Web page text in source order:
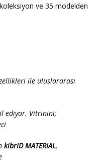
koleksiyon ve 35 modelden
ile uluslararası
ediyor. Vitrinini;
kibrID MATERIAL,